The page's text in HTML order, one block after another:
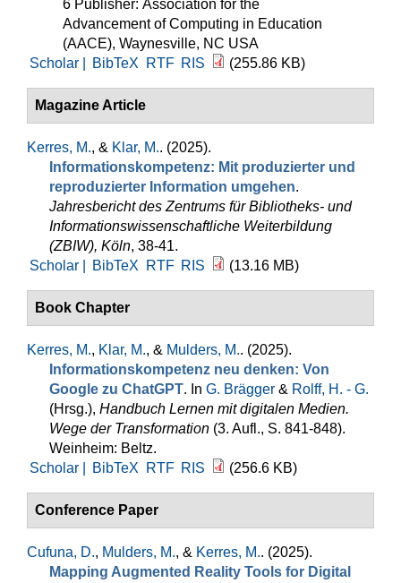
6 Publisher: Association for the
Advancement of Computing in Education
(AACE), Waynesville, NC USA
Scholar |
BibTeX RTF RIS (255.86 KB)
Magazine Article
Kerres, M., & Klar, M.. (2025).
Informationskompetenz: Mit produzierter und
reproduzierter Information umgehen.
Jahresbericht des Zentrums für Bibliotheks- und
Informationswissenschaftliche Weiterbildung
(ZBIW), Köln, 38-41.
Scholar |
BibTeX RTF RIS (13.16 MB)
Book Chapter
Kerres, M., Klar, M., & Mulders, M.. (2025).
Informationskompetenz neu denken: Von
Google zu ChatGPT. In G. Brägger & Rolff, H. - G.
(Hrsg.), Handbuch Lernen mit digitalen Medien.
Wege der Transformation (3. Aufl., S. 841-848).
Weinheim: Beltz.
Scholar |
BibTeX RTF RIS (256.6 KB)
Conference Paper
Cufuna, D., Mulders, M., & Kerres, M.. (2025).
Mapping Augmented Reality Tools for Digital